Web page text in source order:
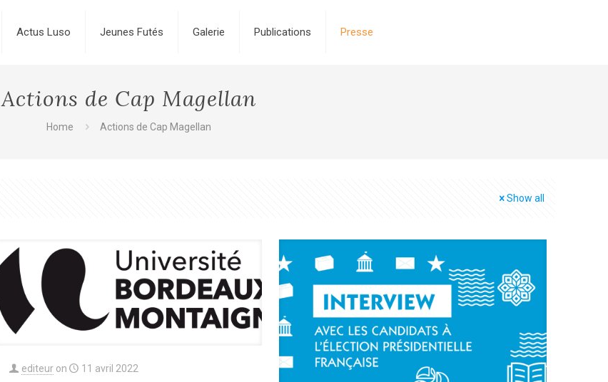
Actus Luso Jeunes Futés Galerie Publications Presse
Actions de Cap Magellan
Home Actions de Cap Magellan
Show all
editeur on 11 avril 2022